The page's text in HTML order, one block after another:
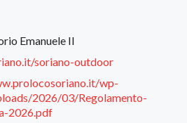
Emanuele II
soriano-outdoor
wp-
2026/03/Regolamento-
2026.pdf